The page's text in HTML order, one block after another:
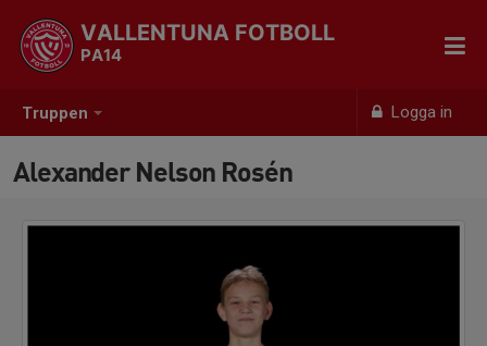
Truppen Logga in
VALLENTUNA FOTBOLL
PA14
Alexander Nelson Rosén